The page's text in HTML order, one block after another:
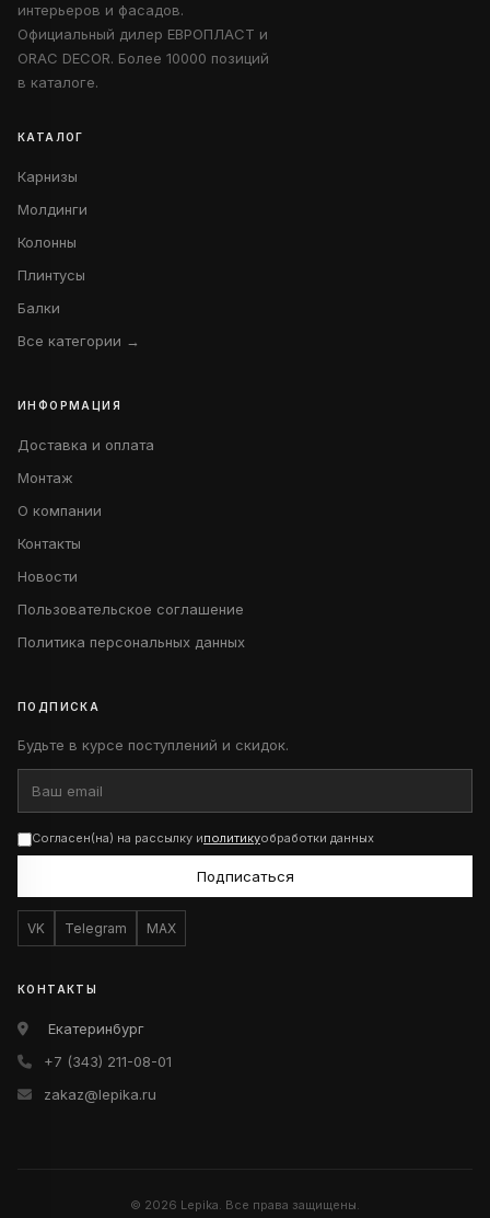
интерьеров и фасадов.
Официальный дилер ЕВРОПЛАСТ и
ORAC DECOR. Более 10000 позиций
в каталоге.
КАТАЛОГ
Карнизы
Молдинги
Колонны
Плинтусы
Балки
Все категории →
ИНФОРМАЦИЯ
Доставка и оплата
Монтаж
О компании
Контакты
Новости
Пользовательское соглашение
Политика персональных данных
ПОДПИСКА
Будьте в курсе поступлений и скидок.
Согласен(на) на рассылку иполитикуобработки данных
Подписаться
VK Telegram MAX
КОНТАКТЫ
Екатеринбург
+7 (343) 211-08-01
zakaz@lepika.ru
© 2026 Lepika. Все права защищены.